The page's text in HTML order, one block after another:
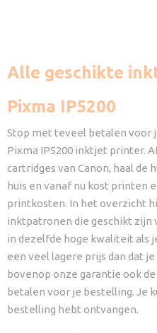
Alle geschikte
Pixma IP5200
Stop met teveel betalen voor
Pixma IP5200 inktjet printer.
cartridges van Canon, haal de
huis en vanaf nu kost printen
printkosten. In het overzicht
inktpatronen die geschikt zijn
in dezelfde hoge kwaliteit als
een veel lagere prijs dan dat
bovenop onze garantie ook
betalen voor je bestelling. Je
bestelling hebt ontvangen.